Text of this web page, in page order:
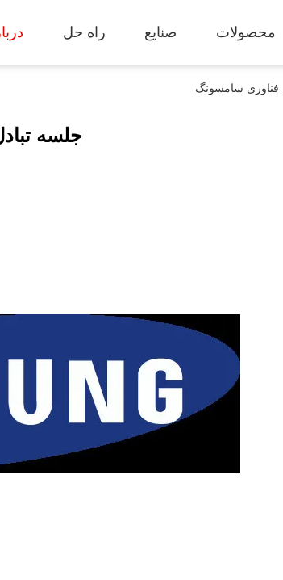
محصولات صنایع راه حل
فناوری سامسونگ
جلسه